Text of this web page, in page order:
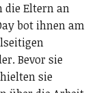
die Eltern an
bot ihnen am
Bevor sie
sie